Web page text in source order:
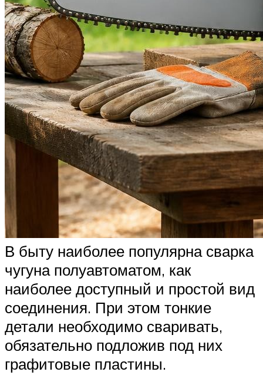
В быту наиболее популярна сварка
чугуна полуавтоматом, как
наиболее доступный и простой вид
соединения. При этом тонкие
детали необходимо сваривать,
обязательно подложив под них
графитовые пластины.